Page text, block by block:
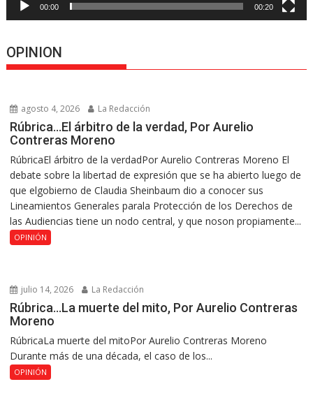
00:00 00:20
OPINION
agosto 4, 2026 La Redacción
Rúbrica…El árbitro de la verdad, Por Aurelio
Contreras Moreno
RúbricaEl árbitro de la verdadPor Aurelio Contreras Moreno El
debate sobre la libertad de expresión que se ha abierto luego de
que elgobierno de Claudia Sheinbaum dio a conocer sus
Lineamientos Generales parala Protección de los Derechos de
las Audiencias tiene un nodo central, y que noson propiamente...
OPINIÓN
julio 14, 2026 La Redacción
Rúbrica…La muerte del mito, Por Aurelio Contreras
Moreno
RúbricaLa muerte del mitoPor Aurelio Contreras Moreno
Durante más de una década, el caso de los...
OPINIÓN